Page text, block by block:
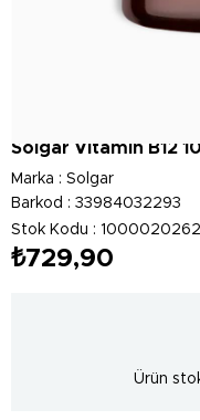
Solgar Vitamin B12
Marka : Solgar
Barkod : 33984032293
Stok Kodu
₺729,90
Ürün